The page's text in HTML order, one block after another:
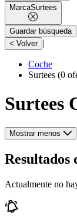
MarcaSurtees
Guardar búsqueda
< Volver |
Coche
Surtees (0
Surtees
Mostrar menos
Resultados
Actualmente no